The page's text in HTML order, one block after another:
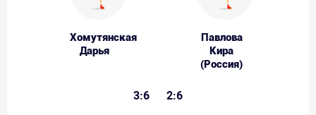
Хомутянская
Дарья
Павлова
Кира
(Россия)
3:6 2:6